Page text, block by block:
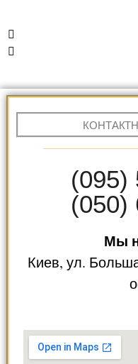
(095)
(050)
Мы
Киев, ул.